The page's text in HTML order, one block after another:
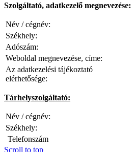
Szolgáltató, adatkezelő megnevezése:
Név / cégnév:
Székhely:
Adószám:
Weboldal megnevezése, címe:
Az adatkezelési tájékoztató
elérhetősége:
Tárhelyszolgáltató:
Név / cégnév:
Székhely:
Telefonszám
Scroll to top